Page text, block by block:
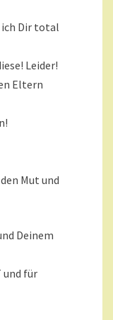
Dir total
Leider!
Eltern
Mut und
Deinem
und für